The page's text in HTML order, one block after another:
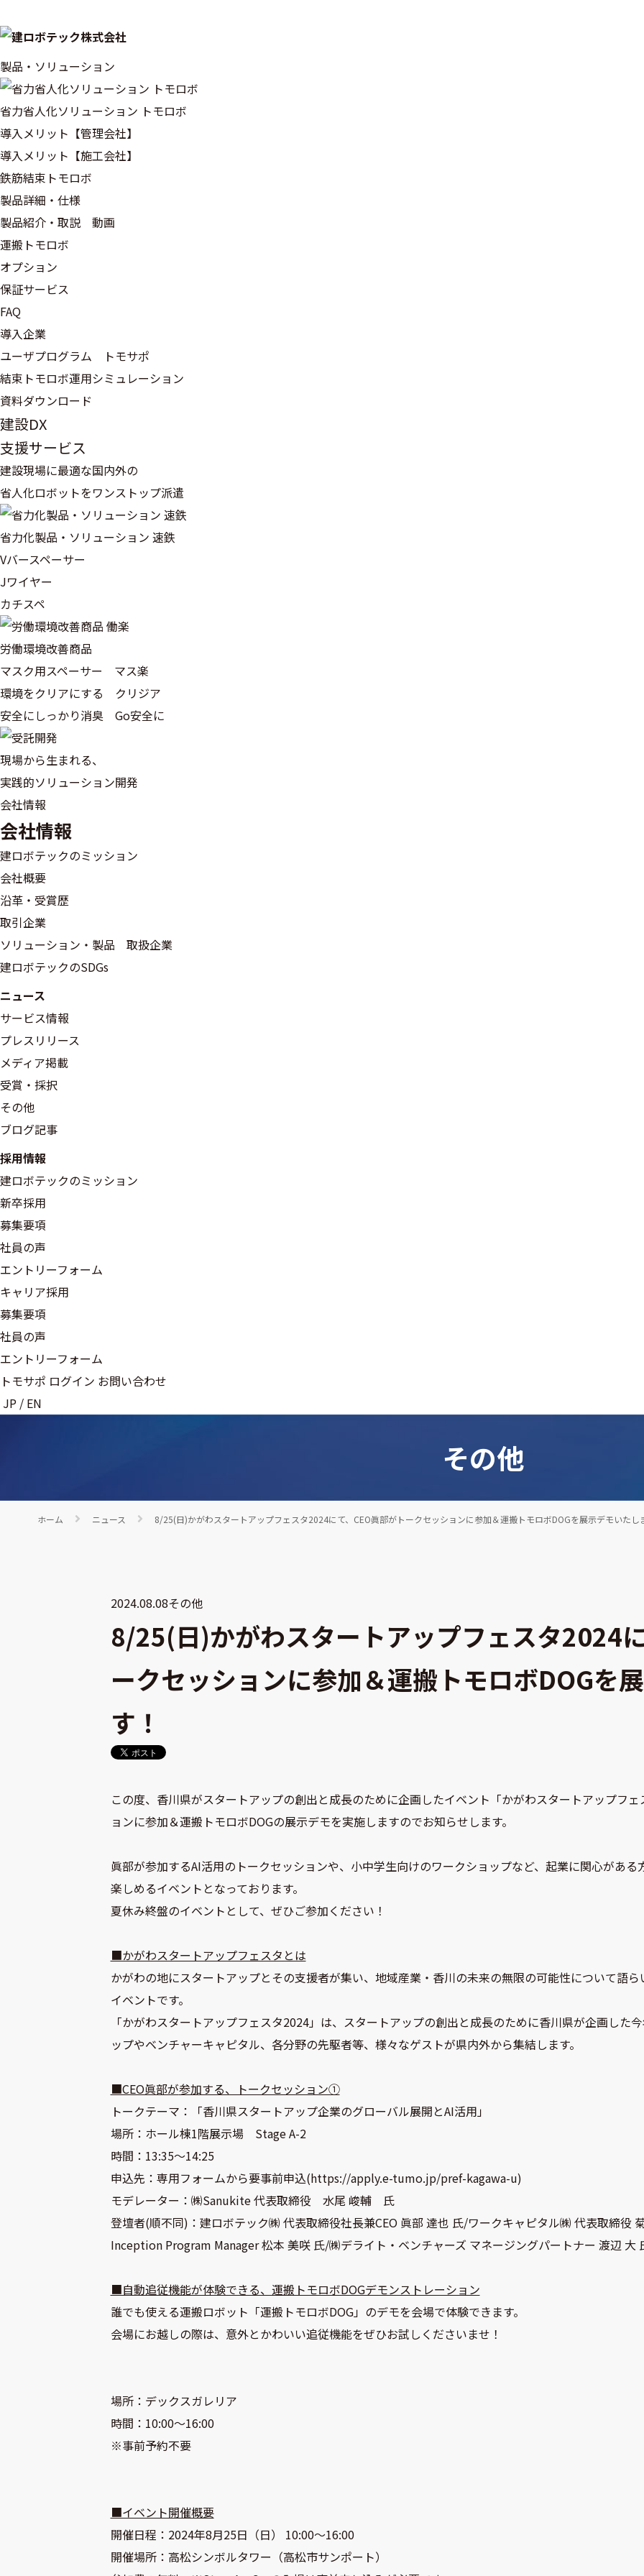
製品・ソリューション
省力省人化ソリューション トモロボ
導入メリット【管理会社】
導入メリット【施工会社】
鉄筋結束トモロボ
製品詳細・仕様
製品紹介・取説 動画
運搬トモロボ
オプション
保証サービス
FAQ
導入企業
ユーザプログラム トモサポ
結束トモロボ運用シミュレーション
資料ダウンロード
建設DX
支援サービス
建設現場に最適な国内外の
省人化ロボットをワンストップ派遣
省力化製品・ソリューション 速鉄
Vバースペーサー
Jワイヤー
カチスペ
労働環境改善商品
マスク用スペーサー マス楽
環境をクリアにする クリジア
安全にしっかり消臭 Go安全に
現場から生まれる、
実践的ソリューション開発
会社情報
会社情報
建ロボテックのミッション
会社概要
沿革・受賞歴
取引企業
ソリューション・製品 取扱企業
建ロボテックのSDGs
ニュース
サービス情報
プレスリリース
メディア掲載
受賞・採択
その他
ブログ記事
採用情報
建ロボテックのミッション
新卒採用
募集要項
社員の声
エントリーフォーム
キャリア採用
募集要項
社員の声
エントリーフォーム
トモサポ ログイン お問い合わせ
JP / EN
その他
ホーム ニュース 8/25(日)かがわスタートアップフェスタ2024にて、CEO眞部がトークセッションに参加＆運搬トモロボDOGを展示デモいたし
2024.08.08その他
8/25(日)かがわスタートアップフェスタ2024
ークセッションに参加＆運搬トモロボDOGを
す！
この度、香川県がスタートアップの創出と成長のために企画したイベント「かがわスタートアップフ
ョンに参加＆運搬トモロボDOGの展示デモを実施しますのでお知らせします。
眞部が参加するAI活用のトークセッションや、小中学生向けのワークショップなど、起業に関心があ
楽しめるイベントとなっております。
夏休み終盤のイベントとして、ぜひご参加ください！
■かがわスタートアップフェスタとは
かがわの地にスタートアップとその支援者が集い、地域産業・香川の未来の無限の可能性について語
イベントです。
「かがわスタートアップフェスタ2024」は、スタートアップの創出と成長のために香川県が企画した
ップやベンチャーキャピタル、各分野の先駆者等、様々なゲストが県内外から集結します。
■CEO眞部が参加する、トークセッション①
トークテーマ：「香川県スタートアップ企業のグローバル展開とAI活用」
場所：ホール棟1階展示場 Stage A-2
時間：13:35〜14:25
申込先：専用フォームから要事前申込(https://apply.e-tumo.jp/pref-kagawa-u)
モデレーター：㈱Sanukite 代表取締役 水尾 峻輔 氏
登壇者(順不同)：建ロボテック㈱ 代表取締役社長兼CEO 眞部 達也 氏/ワークキャピタル㈱ 代表取締役
Inception Program Manager 松本 美咲 氏/㈱デライト・ベンチャーズ マネージングパートナー 渡辺 大
■自動追従機能が体験できる、運搬トモロボDOGデモンストレーション
誰でも使える運搬ロボット「運搬トモロボDOG」のデモを会場で体験できます。
会場にお越しの際は、意外とかわいい追従機能をぜひお試しくださいませ！
場所：デックスガレリア
時間：10:00～16:00
※事前予約不要
■イベント開催概要
開催日程：2024年8月25日（日） 10:00～16:00
開催場所：高松シンボルタワー（高松市サンポート）